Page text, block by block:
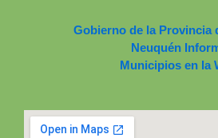
Gobierno de la Provincia
Neuquén
Municipios en la